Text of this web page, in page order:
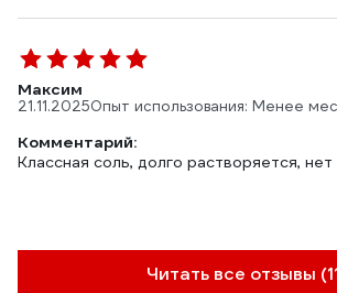
Максим
21.11.2025Опыт использования: Менее
Комментарий:
Классная соль, долго растворяется, нет
Читать все отзывы